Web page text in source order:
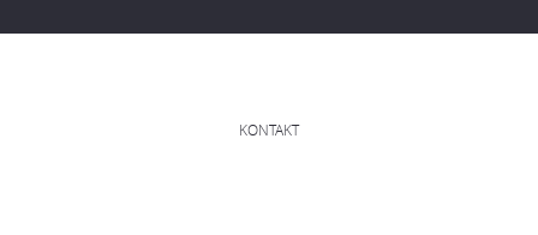
KONTAKT